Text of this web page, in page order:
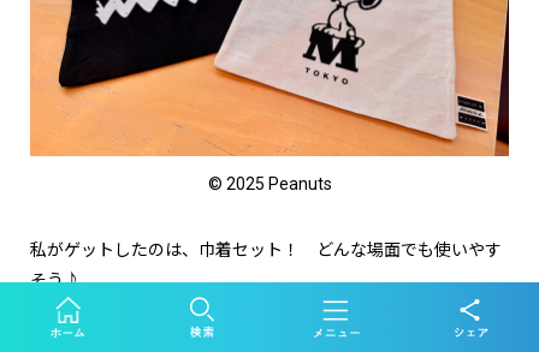
© 2025 Peanuts
私がゲットしたのは、巾着セット！ どんな場面でも使いやす
そう♪